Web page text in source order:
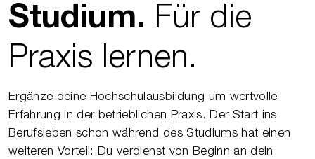
Studium. Für die
Praxis lernen.
Ergänze deine Hochschulausbildung um wertvolle
Erfahrung in der betrieblichen Praxis. Der Start ins
Berufsleben schon während des Studiums hat einen
weiteren Vorteil: Du verdienst von Beginn an dein